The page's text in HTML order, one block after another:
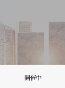
開催中